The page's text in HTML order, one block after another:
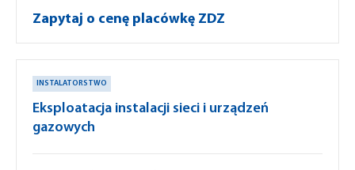
Zapytaj o cenę placówkę ZDZ
INSTALATORSTWO
Eksploatacja instalacji sieci i urządzeń
gazowych